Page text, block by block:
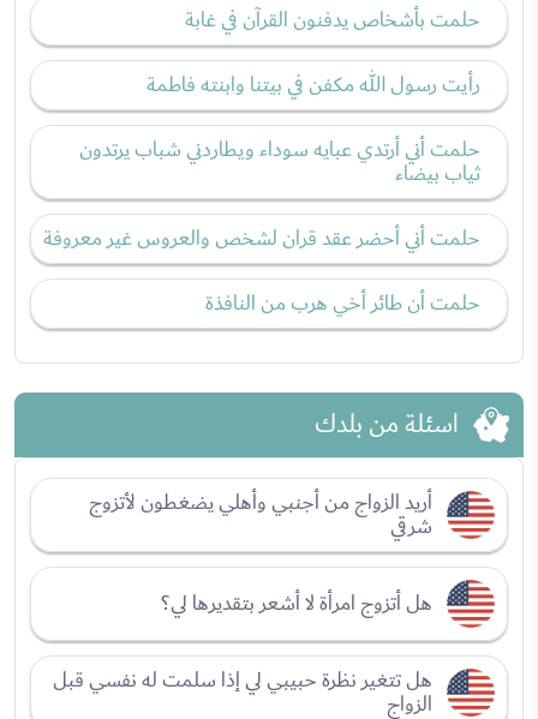
حلمت بأشخاص يدفنون القرآن في غابة
رأيت رسول الله مكفن في بيتنا وابنته فاطمة
حلمت أني أرتدي عبايه سوداء ويطاردني شباب يرتدون
ثياب بيضاء
حلمت أني أحضر عقد قران لشخص والعروس غير معروفة
حلمت أن طائر أخي هرب من النافذة
اسئلة من بلدك
أريد الزواج من أجنبي وأهلي يضغطون لأتزوج
شرقي
هل أتزوج امرأة لا أشعر بتقديرها لي؟
هل تتغير نظرة حبيبي لي إذا سلمت له نفسي قبل
الزواج